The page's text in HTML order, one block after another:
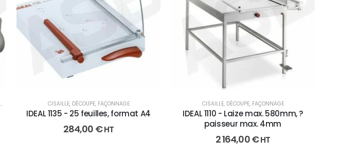
CISAILLE, DÉCOUPE, FAÇONNAGE
IDEAL 1135 - 25 feuilles, format A4
284,00 €HT
CISAILLE, DÉCOUPE, FAÇONNAGE
IDEAL 1110 - Laize max. 580mm, ?
paisseur max. 4mm
2 164,00€HT